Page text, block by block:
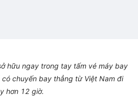
hữu ngay trong tay tấm vé máy bay
chuyến bay thẳng từ Việt Nam đi
hơn 12 giờ.